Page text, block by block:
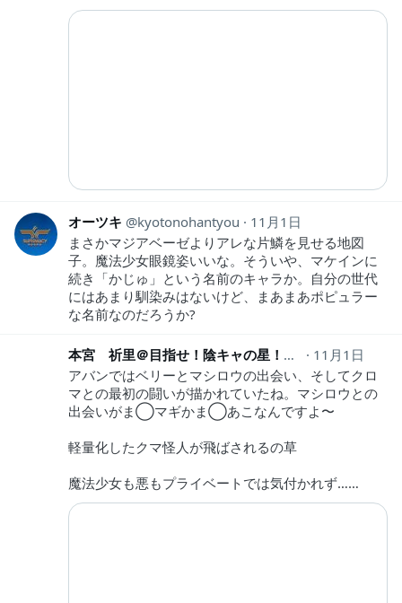
オーツキ kyotonohantyou
11月1日
まさかマジアベーゼよりアレな片鱗を見せる地図
子。魔法少女眼鏡姿いいな。そういや、マケインに
続き「かじゅ」という名前のキャラか。自分の世代
にはあまり馴染みはないけど、まあまあポピュラー
な名前なのだろうか?
本宮 祈里＠目指せ！陰キャの星！ kaku_inori
11月1日
アバンではベリーとマシロウの出会い、そしてクロ
マとの最初の闘いが描かれていたね。マシロウとの
出会いがま◯マギかま◯あこなんですよ〜
軽量化したクマ怪人が飛ばされるの草
魔法少女も悪もプライベートでは気付かれず……